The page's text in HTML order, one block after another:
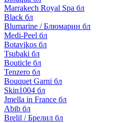
Marrakech Royal Spa бл
Black бл
Blumarine / Блюмарин бл
Medi-Peel бл
Botavikos бл
Tsubaki бл
Bouticle бл
Tenzero бл
Bouquet Garni бл
Skin1004 бл
Jmella in France бл
Abib бл
Brelil / Брелил бл